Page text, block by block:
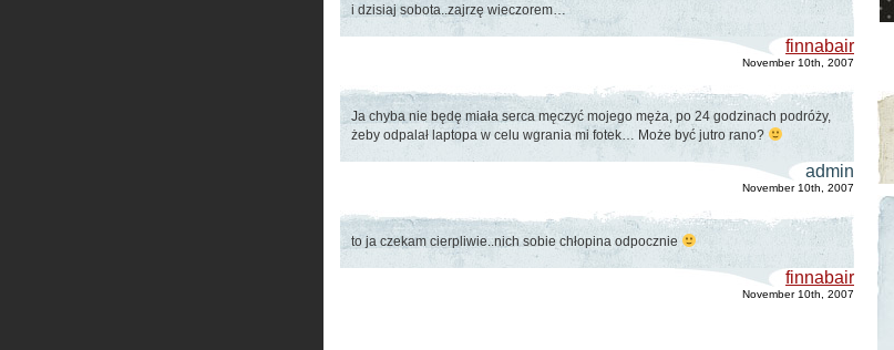
i dzisiaj sobota..zajrzę wieczorem…
finnabair
November 10th, 2007
Ja chyba nie będę miała serca męczyć mojego męża, po 24 godzinach podróży,
żeby odpalał laptopa w celu wgrania mi fotek… Może być jutro rano?
admin
November 10th, 2007
to ja czekam cierpliwie..nich sobie chłopina odpocznie
finnabair
November 10th, 2007